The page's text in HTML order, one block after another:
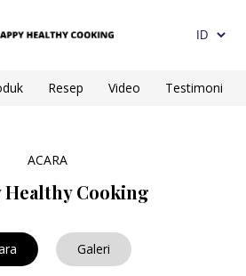
Resep Video Testimoni
ACARA
Healthy Cooking
Galeri